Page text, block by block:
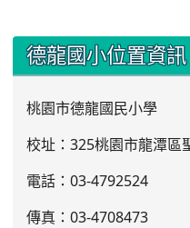
::: 德龍國小位置資訊
桃園市德龍國民小學
校址：325桃園市龍潭區
電話：03-4792524
傳真：03-4708473